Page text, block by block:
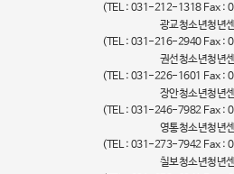
(TEL : 031-212-1318 Fax :
광교청소년청년
(TEL : 031-216-2940 Fax :
권선청소년청년
(TEL : 031-226-1601 Fax :
장안청소년청년
(TEL : 031-246-7982 Fax :
영통청소년청년
(TEL : 031-273-7942 Fax :
칠보청소년청년